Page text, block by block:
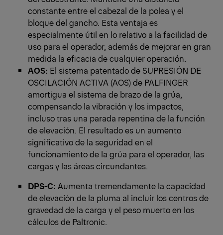
constante entre el cabezal de la polea y el
bloque del gancho. Esta ventaja es
especialmente útil en lo relativo a la facilidad de
uso para el operador, además de mejorar en gran
medida la eficacia de cualquier operación.
AOS: El sistema patentado de SUPRESIÓN DE
OSCILACIÓN ACTIVA (AOS) de PALFINGER
amortigua el sistema de brazo de la grúa,
compensando la vibración y los impactos,
incluso tras una parada repentina de la función
de elevación. El resultado es un aumento
significativo de la seguridad en el
funcionamiento de la grúa para el operador, las
cargas y las áreas circundantes.
DPS-C: Aumenta tremendamente la capacidad
de elevación de la pluma al incluir los centros de
gravedad de la carga y el peso muerto en los
cálculos de Paltronic.